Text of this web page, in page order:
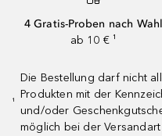
4 Gratis-Proben nach Wahl
ab 10 € ¹
¹
Die Bestellung darf nicht
Produkten mit der
und/oder
möglich bei der